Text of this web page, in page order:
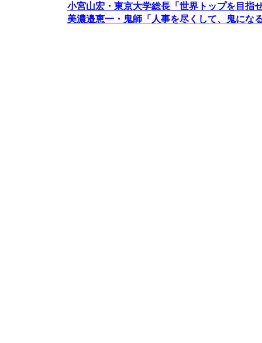
小宮山宏・東京大学総長「世界トップを目指
美濃邉恵一・鬼師「人事を尽くして、鬼にな